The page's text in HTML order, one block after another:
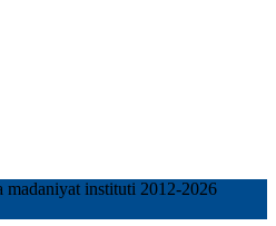
madaniyat instituti 2012-2026